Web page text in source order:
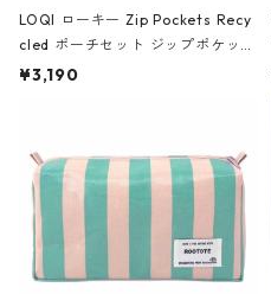
LOQI ローキー Zip Pockets Recy
cled ポーチセット ジップポケット
ファスナーポーチ 撥水加工 トラベ
ーガンディー、オフホワイト
¥3,190